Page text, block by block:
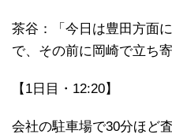
茶谷：「今日は豊田方面
で、その前に岡崎で立ち
【1日目・12:20】
会社の駐車場で30分ほど査